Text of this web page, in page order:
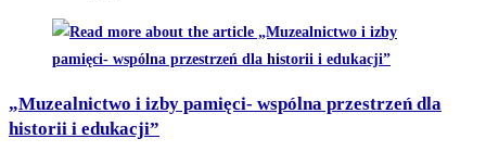
„Muzealnictwo i izby pamięci- wspólna przestrzeń dla
historii i edukacji”